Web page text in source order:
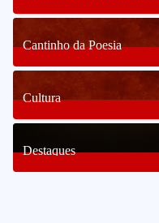
Cantinho da Poesia
Cultura
Destaques